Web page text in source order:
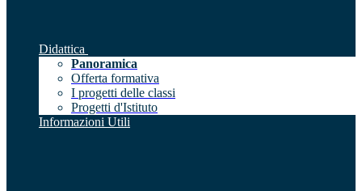
Didattica
Panoramica
Offerta formativa
I progetti delle classi
Progetti d'Istituto
Informazioni Utili